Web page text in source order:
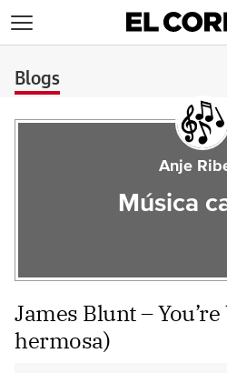
Blogs
Anje
Música
James Blunt –
hermosa)